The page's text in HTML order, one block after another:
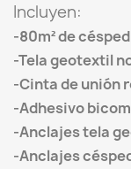
Incluyen:
-80m² de
-Tela geotextil
-Cinta de unión
-Adhesivo
-Anclajes tela
-Anclajes